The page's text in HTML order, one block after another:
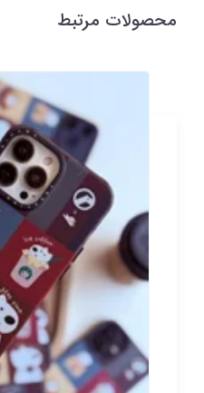
محصولات مرتبط